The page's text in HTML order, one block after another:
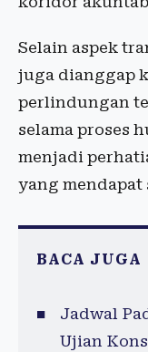
Selain aspek
juga dianggap
perlindungan
selama proses
menjadi
yang mendapat
BACA JUGA
Jadwal
Ujian